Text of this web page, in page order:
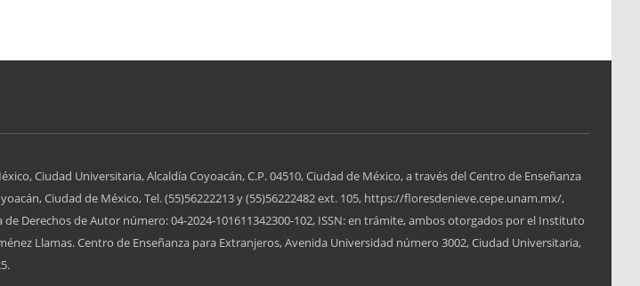
Ciudad Universitaria, Alcaldía Coyoacán, C.P. 04510, Ciudad de México, a través del Centro de Enseñanza
Ciudad de México, Tel. (55)56222213 y (55)56222482 ext. 105, https://floresdenieve.cepe.unam.mx/,
Derechos de Autor número: 04-2024-101611342300-102, ISSN: en trámite, ambos otorgados por el Instituto
Llamas. Centro de Enseñanza para Extranjeros, Avenida Universidad número 3002, Ciudad Universitaria,